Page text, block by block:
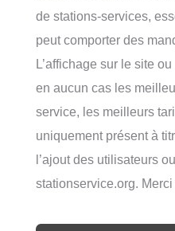
de stations-services,
peut comporter des
L’affichage sur le site
en aucun cas les
service, les meilleurs
uniquement présent à
l’ajout des utilisateurs
stationservice.org.